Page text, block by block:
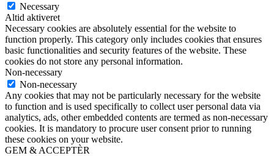
Necessary
Altid aktiveret
Necessary cookies are absolutely essential for the website to
function properly. This category only includes cookies that ensures
basic functionalities and security features of the website. These
cookies do not store any personal information.
Non-necessary
Non-necessary
Any cookies that may not be particularly necessary for the website
to function and is used specifically to collect user personal data via
analytics, ads, other embedded contents are termed as non-necessary
cookies. It is mandatory to procure user consent prior to running
these cookies on your website.
GEM & ACCEPTÈR